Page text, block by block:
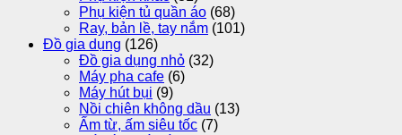
Phụ kiện tủ quần áo (68)
Ray, bản lề, tay nắm (101)
Đồ gia dụng (126)
Đồ gia dụng nhỏ (32)
Máy pha cafe (6)
Máy hút bụi (9)
Nồi chiên không dầu (13)
Ấm từ, ấm siêu tốc (7)